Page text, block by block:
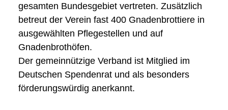
gesamten Bundesgebiet vertreten. Zusätzlich
betreut der Verein fast 400 Gnadenbrottiere in
ausgewählten Pflegestellen und auf
Gnadenbrothöfen.
Der gemeinnützige Verband ist Mitglied im
Deutschen Spendenrat und als besonders
förderungswürdig anerkannt.